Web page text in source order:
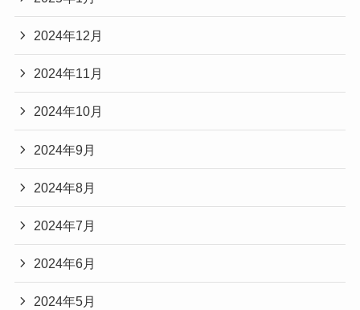
2024年12月
2024年11月
2024年10月
2024年9月
2024年8月
2024年7月
2024年6月
2024年5月